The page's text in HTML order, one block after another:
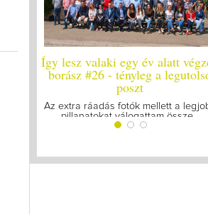
Így lesz valaki egy év alatt végzett
borász #26 - tényleg a legutolsó
poszt
Az extra ráadás fotók mellett a legjobb
pillanatokat válogattam össze...